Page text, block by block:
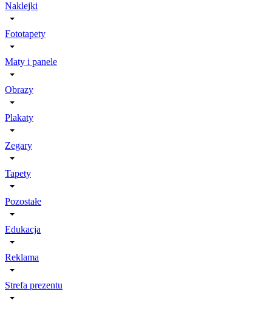
Naklejki
Fototapety
Maty i panele
Obrazy
Plakaty
Zegary
Tapety
Pozostałe
Edukacja
Reklama
Strefa prezentu